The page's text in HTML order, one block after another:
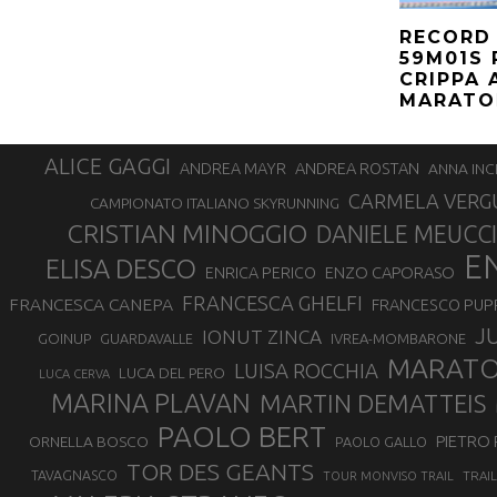
59M01S
CRIPPA
ALICE GAGGI ANDREA MAYR ANDREA ROSTAN ANNA
CAMPIONATO ITALIANO SKYRUNNING CARMELA
CRISTIAN MINOGGIO DANIELE MEUCCI
ELISA DESCO ENRICA PERICO ENZO CAPORASO
FRANCESCA CANEPA FRANCESCA GHELFI FRANCESCO
GOINUP GUARDAVALLE IONUT ZINCA IVREA-MOMBARONE
LUCA CERVA LUCA DEL PERO LUISA ROCCHIA
MARINA PLAVAN MARTIN DEMATTEIS
ORNELLA BOSCO PAOLO BERT PAOLO GALLO PIETRO
TAVAGNASCO TOR DES GEANTS TOUR MONVISO TRAIL